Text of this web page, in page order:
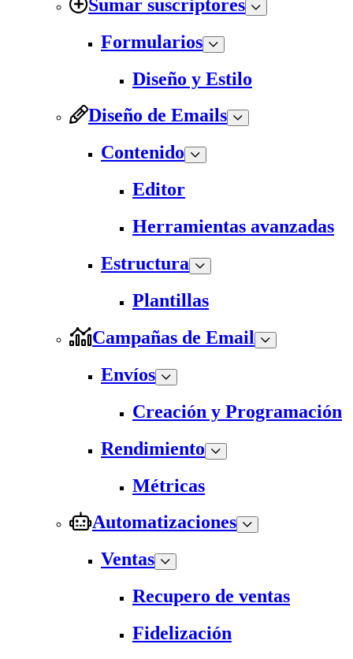
Sumar suscriptores
Formularios
Diseño y Estilo
Diseño de Emails
Contenido
Editor
Herramientas avanzadas
Estructura
Plantillas
Campañas de Email
Envíos
Creación y Programación
Rendimiento
Métricas
Automatizaciones
Ventas
Recupero de ventas
Fidelización